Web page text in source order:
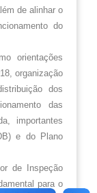
de alinhar o
do
orientações
organização
dos
das
importantes
e do Plano
de Inspeção
para o